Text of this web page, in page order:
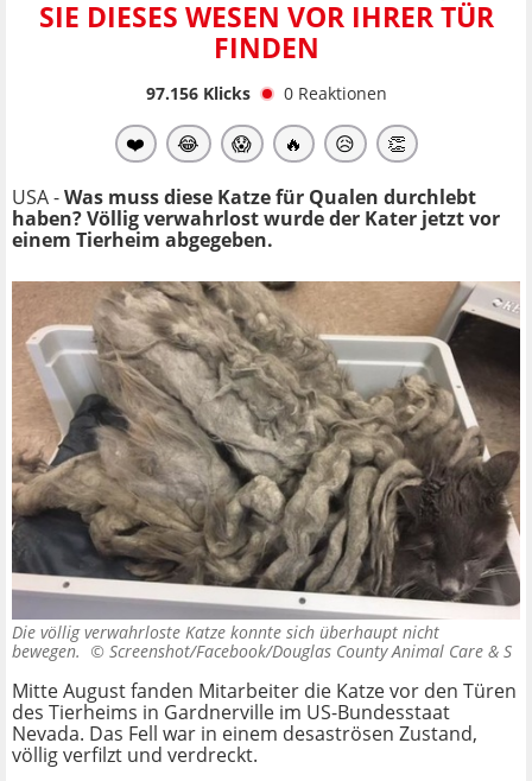
SIE DIESES WESEN VOR IHRER TÜR
FINDEN
97.156Klicks 0 Reaktionen
❤️ 😂 😱 🔥 😥 👏
USA -Was muss diese Katze für Qualen durchlebt
haben? Völlig verwahrlost wurde der Kater jetzt vor
einem Tierheim abgegeben.
Die völlig verwahrloste Katze konnte sich überhaupt nicht
bewegen. © Screenshot/Facebook/Douglas County Animal Care & S
Mitte August fanden Mitarbeiter die Katze vor den Türen
des Tierheims in Gardnerville im US-Bundesstaat
Nevada. Das Fell war in einem desaströsen Zustand,
völlig verfilzt und verdreckt.